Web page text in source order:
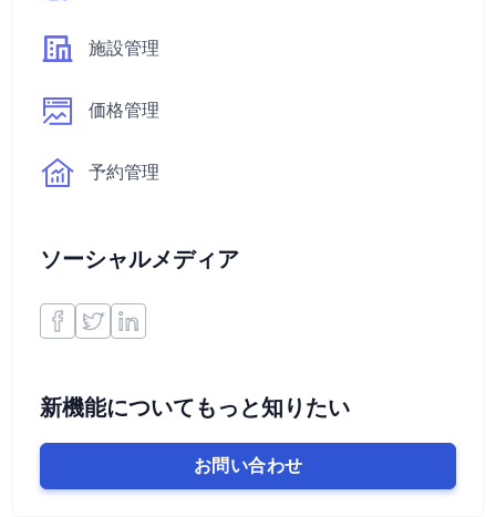
施設管理
価格管理
予約管理
ソーシャルメディア
新機能についてもっと知りたい
お問い合わせ